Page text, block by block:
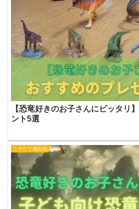
【恐竜好きのお子さんにピッタリ
ント5選
こそだて備忘録